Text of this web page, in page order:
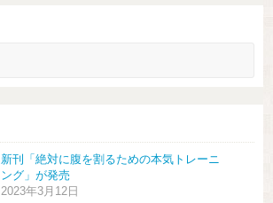
新刊「絶対に腹を割るための本気トレーニ
ング」が発売
2023年3月12日